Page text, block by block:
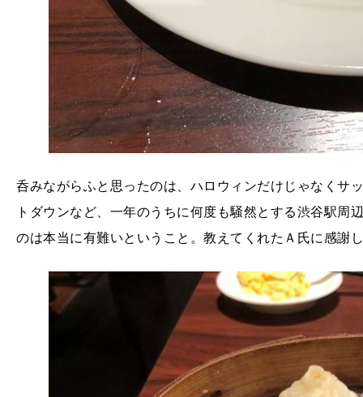
呑みながらふと思ったのは、ハロウィンだけじゃなくサ
トダウンなど、一年のうちに何度も騒然とする渋谷駅周
のは本当に有難いということ。教えてくれたＡ氏に感謝